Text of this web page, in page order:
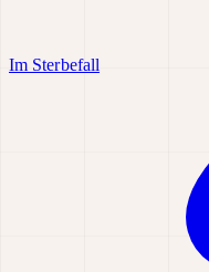
Im Sterbefall